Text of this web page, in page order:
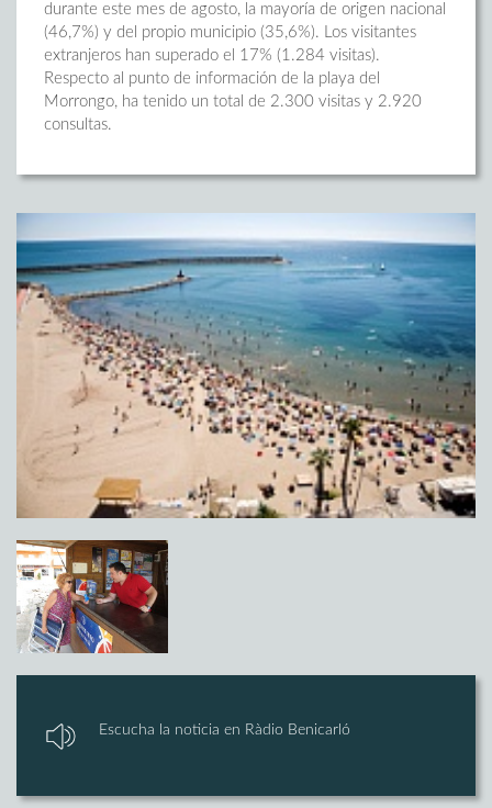
durante este mes de agosto, la mayoría de origen nacional
(46,7%) y del propio municipio (35,6%). Los visitantes
extranjeros han superado el 17% (1.284 visitas).
Respecto al punto de información de la playa del
Morrongo, ha tenido un total de 2.300 visitas y 2.920
consultas.
Escucha la noticia en Ràdio Benicarló